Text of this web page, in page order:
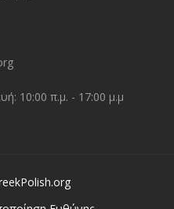
10:00 π.μ. - 17:00 μ.μ